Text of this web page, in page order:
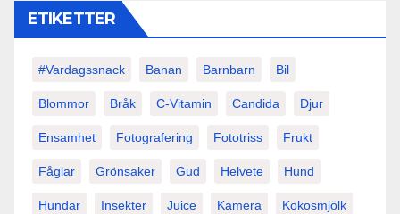
ETIKETTER
#vardagssnack Banan Barnbarn Bil
Blommor Bråk C-Vitamin Candida Djur
Ensamhet Fotografering Fototriss Frukt
Fåglar Grönsaker Gud Helvete Hund
Hundar Insekter Juice Kamera Kokosmjölk